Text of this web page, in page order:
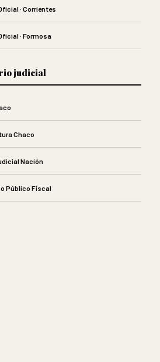
· Corrientes
· Formosa
judicial
Chaco
Nación
Público Fiscal